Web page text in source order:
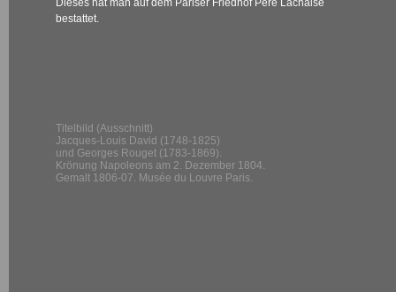
Dieses hat man auf dem Pariser Friedhof Père Lachaise
bestattet.
Titelbild (Ausschnitt)
Jacques-Louis David (1748-1825)
und Georges Rouget (1783-1869).
Krönung Napoleons am 2. Dezember 1804.
Gemalt 1806-07. Musée du Louvre Paris.